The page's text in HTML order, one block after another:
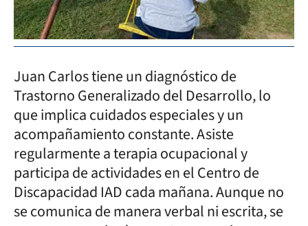
Juan Carlos tiene un diagnóstico de
Trastorno Generalizado del Desarrollo, lo
que implica cuidados especiales y un
acompañamiento constante. Asiste
regularmente a terapia ocupacional y
participa de actividades en el Centro de
Discapacidad IAD cada mañana. Aunque no
se comunica de manera verbal ni escrita, se